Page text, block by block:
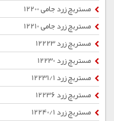
مستربچ زرد جامی 12200
مستربچ زرد جامی 12210
مستربچ زرد 12223
مستربچ زرد 12230
مستربچ زرد 12231/1
مستربچ زرد 12236
مستربچ زرد 12240/1